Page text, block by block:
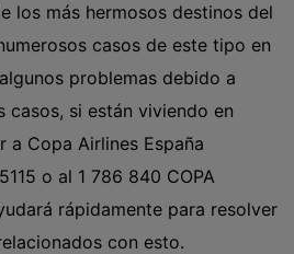
los más hermosos destinos del
casos de este tipo en
problemas debido a
casos, si están viviendo en
a Copa Airlines España
o al 1 786 840 COPA
rápidamente para resolver
con esto.